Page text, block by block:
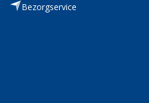
Bezorgservice